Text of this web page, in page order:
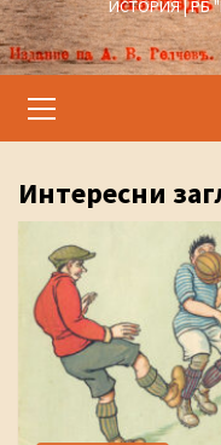
ИСТОРИЯ | РБ
Menu
Интересни